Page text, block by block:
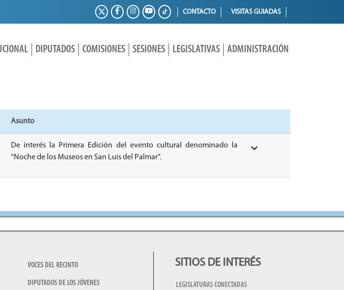
CONTACTO VISITAS GUIADAS
DIPUTADOS COMISIONES SESIONES LEGISLATIVAS ADMINISTRACIÓN
Asunto
De interés la Primera Edición del evento cultural denominado la
“Noche de los Museos en San Luis del Palmar”.
VOCES DEL RECINTO
DIPUTADOS DE LOS JÓVENES
SITIOS DE INTERÉS
LEGISLATURAS CONECTADAS